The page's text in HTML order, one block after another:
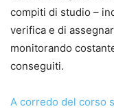
compiti di studio –
verifica e di
monitorando
conseguiti.
A corredo del corso